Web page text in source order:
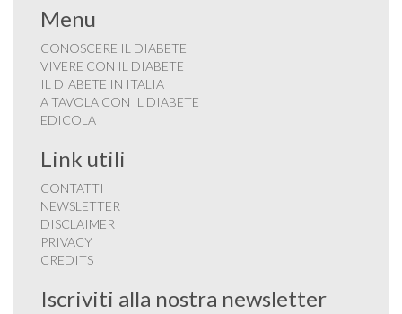
Menu
CONOSCERE IL DIABETE
VIVERE CON IL DIABETE
IL DIABETE IN ITALIA
A TAVOLA CON IL DIABETE
EDICOLA
Link utili
CONTATTI
NEWSLETTER
DISCLAIMER
PRIVACY
CREDITS
Iscriviti alla nostra newsletter